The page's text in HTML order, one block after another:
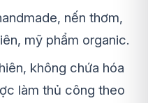
nến thơm,
mỹ phẩm organic.
không chứa hóa
làm thủ công theo